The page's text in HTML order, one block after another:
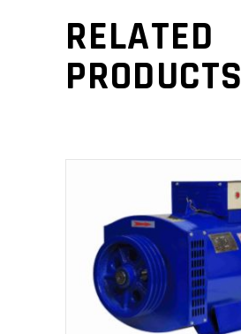
RELATED
PRODUCTS
ADD TO CART